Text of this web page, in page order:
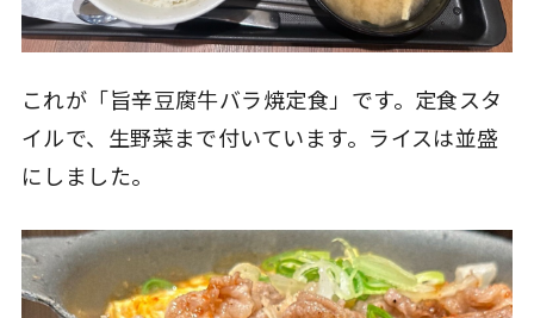
これが「旨辛豆腐牛バラ焼定食」です。定食スタ
イルで、生野菜まで付いています。ライスは並盛
にしました。